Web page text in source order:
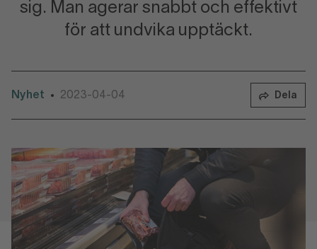
sig. Man agerar snabbt och effektivt
för att undvika upptäckt.
Nyhet • 2023-04-04 Dela